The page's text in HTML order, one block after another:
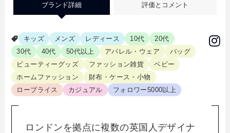
ブランド詳細 評価とコメント
キッズ メンズ レディース 10代
20代
30代
40代 50代以上 アパレル・ウェア
バッグ
ビューティーグッズ
ファッション雑貨
ベビー
ホームファッション
財布・ケース・小物
ロープライス
カジュアル フォロワー5000以上
ロンドンを拠点に複数の英国人デザイナ